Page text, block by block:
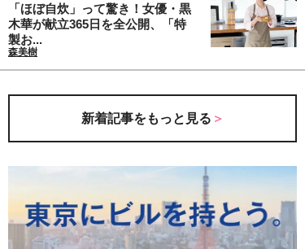
「ほぼ自炊」って驚き！女優・黒
木華が献立365日を全公開、「特
製お...
森美樹
新着記事をもっと見る